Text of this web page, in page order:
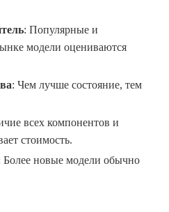
: Популярные и
модели оцениваются
: Чем лучше состояние, тем
всех компонентов и
стоимость.
Более новые модели обычно